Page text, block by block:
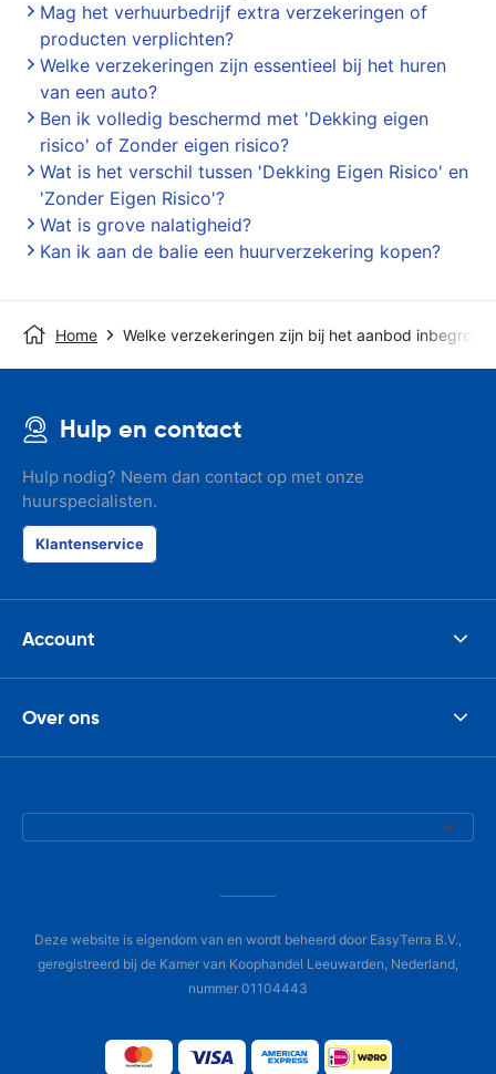
Mag het verhuurbedrijf extra verzekeringen of
producten verplichten?
Welke verzekeringen zijn essentieel bij het huren
van een auto?
Ben ik volledig beschermd met 'Dekking eigen
risico' of Zonder eigen risico?
Wat is het verschil tussen 'Dekking Eigen Risico' en
'Zonder Eigen Risico'?
Wat is grove nalatigheid?
Kan ik aan de balie een huurverzekering kopen?
Home Welke verzekeringen zijn bij het aanbod
Hulp en contact
Hulp nodig? Neem dan contact op met onze
huurspecialisten.
Klantenservice
Account
Over ons
Deze website is eigendom van en wordt beheerd door EasyTerra B.V.,
geregistreerd bij de Kamer van Koophandel Leeuwarden, Nederland,
nummer 01104443